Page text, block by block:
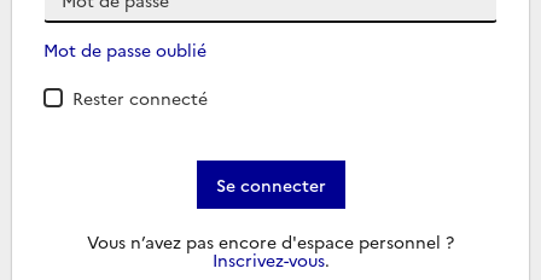
Mot de passe oublié
Rester connecté
Se connecter
Vous n’avez pas encore d'espace personnel ?
Inscrivez-vous.